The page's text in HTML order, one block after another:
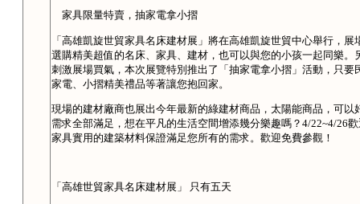
家具限量特賣，抽家電拿小摺
「高雄凱旋世貿家具名床建材展」將在高雄凱旋世貿中心舉行，
選購精美超值的名床、家具、建材，也可以與您的小孩一起同樂
刺激展場買氣，本次展覽特別推出了「抽家電拿小摺」活動，只
家電、小摺精美禮品等著讓您抱回家。
現場的建材廠商也展出今年最新的綠建材商品，太陽能商品，可
需求全部滿足，想在平凡的生活空間增添幾分樂趣嗎？4/22~4/26
家具實用的建築材料保證滿足您所有的需求。歡迎免費參觀！
「高雄世貿家具名床建材展」 只有五天